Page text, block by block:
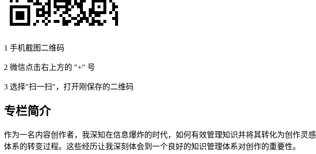
1 手机截图二维码
2 微信点击右上方的 "+" 号
3 选择"扫一扫"，打开刚保存的二维码
专栏简介
作为一名内容创作者，我深知在信息爆炸的时代，如何有效管理知识并将其转化为创作
体系的转变过程。这些经历让我深刻体会到一个良好的知识管理体系对创作的重要性。